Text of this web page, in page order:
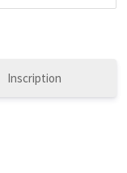
Inscription